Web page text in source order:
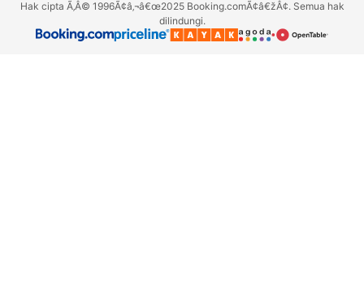
Hak cipta Ã‚Â© 1996Ã¢â‚¬â€œ2025 Booking.comÃ¢â€žÂ¢. Semua hak
dilindungi.